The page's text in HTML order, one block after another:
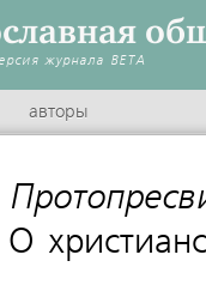
журнала BETA
авторы
О